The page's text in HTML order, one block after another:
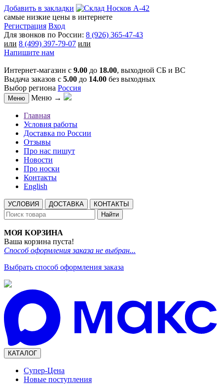
Добавить в закладки
самые низкие цены в интернете
Регистрация Вход
Для звонков по России: 8 (926) 365-47-43
или 8 (499) 397-79-07 или
Напишите нам
Интернет-магазин с 9.00 до 18.00, выходной СБ и ВС
Выдача заказов с 5.00 до 14.00 без выходных
Выбор региона Россия
Меню Меню →
Главная
Условия работы
Доставка по России
Отзывы
Про нас пишут
Новости
Про носки
Контакты
English
УСЛОВИЯ ДОСТАВКА
КОНТАКТЫ
Найти
МОЯ КОРЗИНА
Ваша корзина пуста!
Способ оформления заказа не выбран...
Выбрать способ оформления заказа
КАТАЛОГ
Супер-Цена
Новые поступления